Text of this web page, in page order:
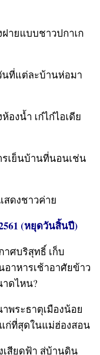
ฝายแบบชาวปกาเก
นที่แต่ละบ้านห่อมา
องน้ำ เก๋ไก๋ไอเดีย
รเย็นบ้านที่นอนเช่น
สดงชาวค่าย
(หยุดวันสิ้นปี)
าศบริสุทธิ์ เก็บ
าหารเช้าอาศัยข้าว
ดไหน?
พระธาตุเมืองน้อย
ก่ที่สุดในแม่ฮ่องสอน
เสียดฟ้า สู่บ้านดิน